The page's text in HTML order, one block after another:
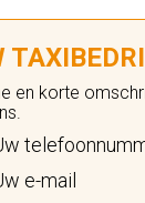
en korte
e-mail